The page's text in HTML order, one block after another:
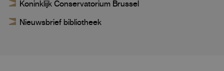
Koninklijk Conservatorium Brussel
Nieuwsbrief bibliotheek